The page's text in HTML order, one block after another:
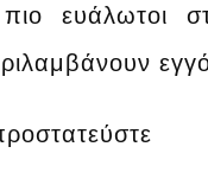
ευάλωτοι